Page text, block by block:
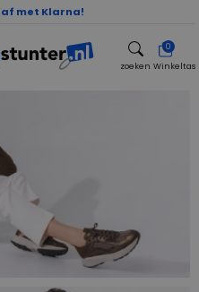
met Klarna!
zoeken
0
Winkeltas